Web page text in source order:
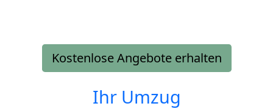
Kostenlose Angebote erhalten
Ihr Umzug